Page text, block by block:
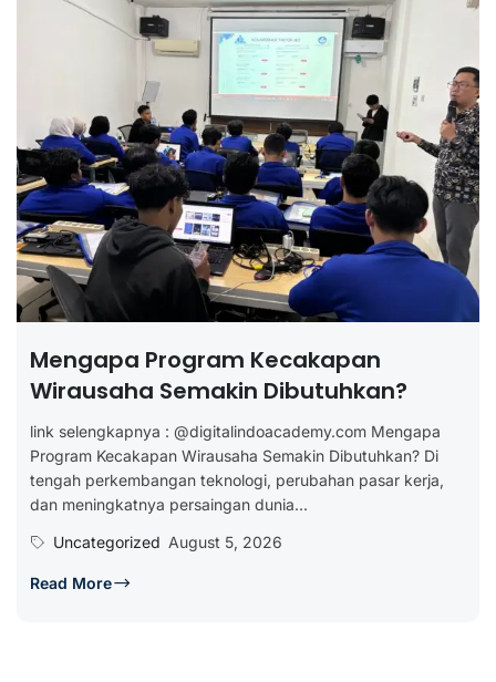
Mengapa Program Kecakapan
Wirausaha Semakin Dibutuhkan?
link selengkapnya : @digitalindoacademy.com Mengapa
Program Kecakapan Wirausaha Semakin Dibutuhkan? Di
tengah perkembangan teknologi, perubahan pasar kerja,
dan meningkatnya persaingan dunia...
Uncategorized August 5, 2026
Read More